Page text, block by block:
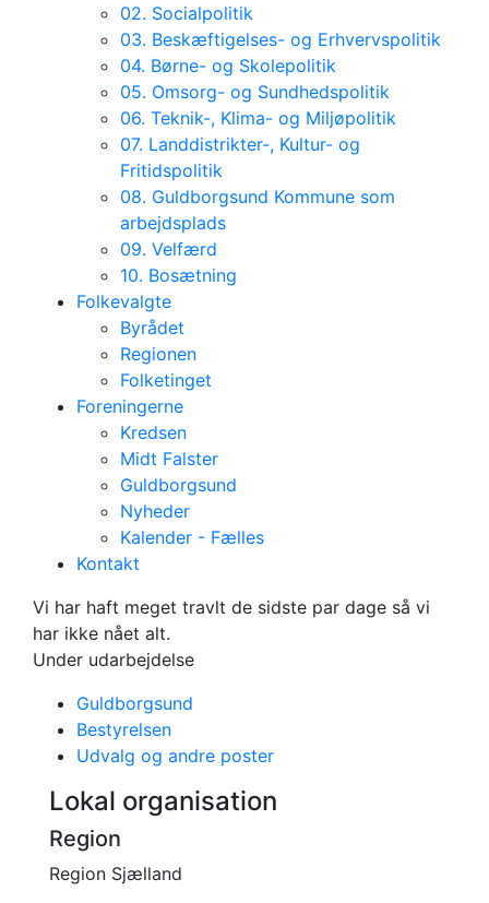
02. Socialpolitik
03. Beskæftigelses- og Erhvervspolitik
04. Børne- og Skolepolitik
05. Omsorg- og Sundhedspolitik
06. Teknik-, Klima- og Miljøpolitik
07. Landdistrikter-, Kultur- og
Fritidspolitik
08. Guldborgsund Kommune som
arbejdsplads
09. Velfærd
10. Bosætning
Folkevalgte
Byrådet
Regionen
Folketinget
Foreningerne
Kredsen
Midt Falster
Guldborgsund
Nyheder
Kalender - Fælles
Kontakt
Guldborgsund
Vi har haft meget travlt de sidste par dage så vi
har ikke nået alt.
Under udarbejdelse
Guldborgsund
Bestyrelsen
Udvalg og andre poster
Lokal organisation
Region
Region Sjælland